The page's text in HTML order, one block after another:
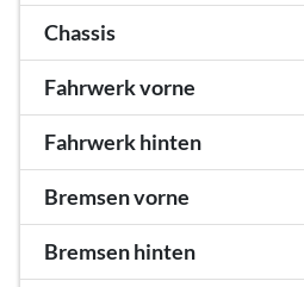
Chassis
Fahrwerk vorne
Fahrwerk hinten
Bremsen vorne
Bremsen hinten